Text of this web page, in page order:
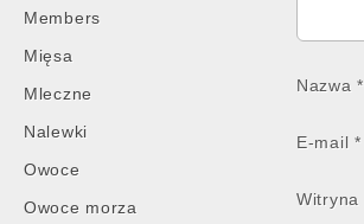
Members
Mięsa
Mleczne
Nalewki
Owoce
Owoce morza
Nazwa*
E-mail *
Witryna